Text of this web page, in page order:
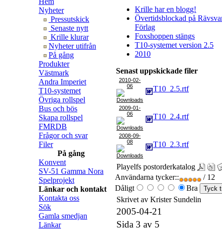
Nyheter
Pressutskick
Senaste nytt
Krille klurar
Nyheter utifrån
På gång
Produkter
Västmark
Andra Imperiet
T10-systemet
Övriga rollspel
Bus och bös
Skapa rollspel
FMRDB
Frågor och svar
Filer
På gång
Konvent
SV-51 Gamma Nora
Spelprojekt
Länkar och kontakt
Kontakta oss
Sök
Gamla smedjan
Länkar
Krille har en blogg!
Övertidsblockad på
Förlag
Foxshoppen stängs
T10-systemet version 2.5
2010
Senast uppskickade filer
2010-02-
06
T10_2.5.rtf
2009-01-
06
T10_2.4.rtf
2008-09-
08
T10_2.3.rtf
Playelfs postorderkatalog
Användarna tycker::
/ 12
Dåligt
Bra
Skrivet av Krister Sundelin
2005-04-21
Sida 3 av 5